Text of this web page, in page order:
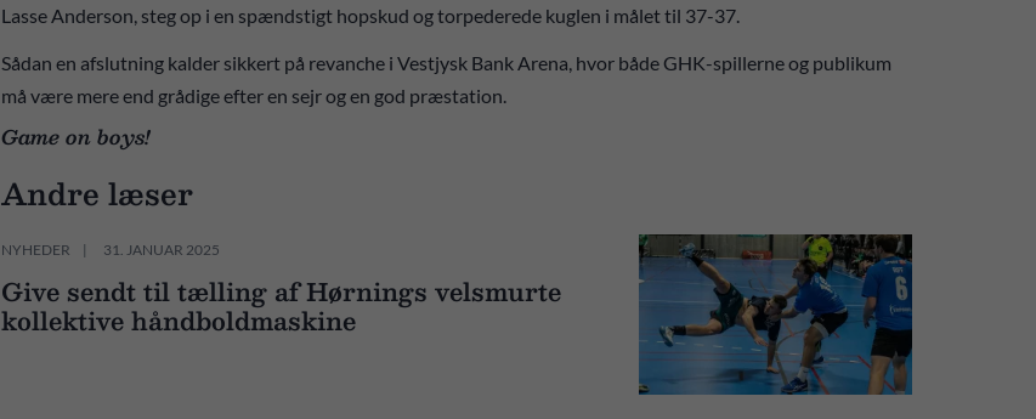
Lasse Anderson, steg op i en spændstigt hopskud og torpederede kuglen i målet til 37-37.
Sådan en afslutning kalder sikkert på revanche i Vestjysk Bank Arena, hvor både GHK-spillerne og publikum
må være mere end grådige efter en sejr og en god præstation.
Game on boys!
Andre læser
NYHEDER 31. JANUAR 2025
Give sendt til tælling af Hørnings velsmurte
kollektive håndboldmaskine